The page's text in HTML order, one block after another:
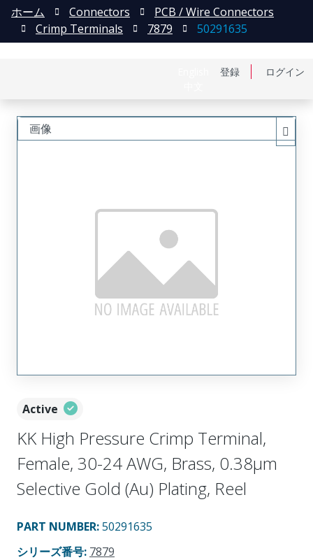
登録 ログイン
ホーム Connectors
PCB / Wire Connectors
Crimp Terminals
7879 50291635
Active
KK High Pressure Crimp Terminal,
Female, 30-24 AWG, Brass, 0.38µm
Selective Gold (Au) Plating, Reel
PART NUMBER:50291635
シリーズ番号: 7879
画像